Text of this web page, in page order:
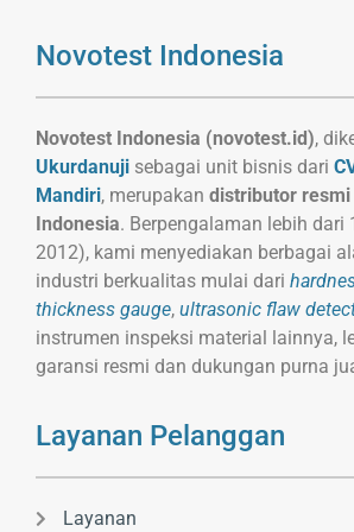
Novotest Indonesia
Novotest Indonesia (novotest.id),
Ukurdanuji sebagai unit bisnis dari
Mandiri, merupakan distributor resmi
Indonesia. Berpengalaman lebih dari
2012), kami menyediakan berbagai
industri berkualitas mulai dari
thickness gauge, ultrasonic flaw
instrumen inspeksi material lainnya,
garansi resmi dan dukungan purna
Layanan Pelanggan
Layanan